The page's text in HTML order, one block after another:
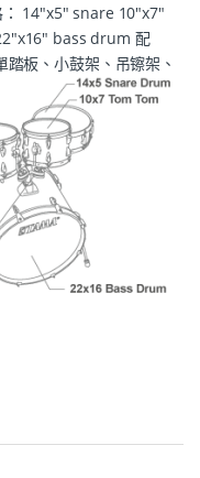
： 14"x5" snare 10"x7"
bass drum 配
板、小鼓架、吊镲架、